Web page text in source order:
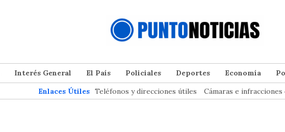
Interés General El País Policiales Deportes Economía
Enlaces Útiles Teléfonos y direcciones útiles Cámaras e